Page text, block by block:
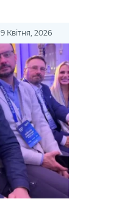
9 Квітня, 2026